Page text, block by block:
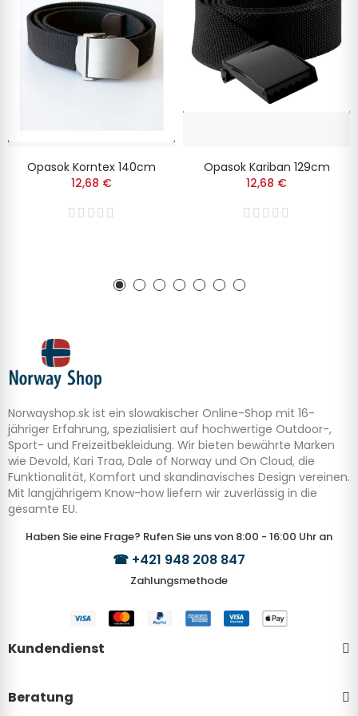
Opasok Korntex 140cm
12,68 €
Opasok Kariban 129cm
12,68 €
Norwayshop.sk ist ein slowakischer Online-Shop mit 16-
jähriger Erfahrung, spezialisiert auf hochwertige Outdoor-,
Sport- und Freizeitbekleidung. Wir bieten bewährte Marken
wie Devold, Kari Traa, Dale of Norway und On Cloud, die
Funktionalität, Komfort und skandinavisches Design vereinen.
Mit langjährigem Know-how liefern wir zuverlässig in die
gesamte EU.
Haben Sie eine Frage? Rufen Sie uns von 8:00 - 16:00 Uhr an
☎ +421 948 208 847
Zahlungsmethode
Kundendienst
Beratung